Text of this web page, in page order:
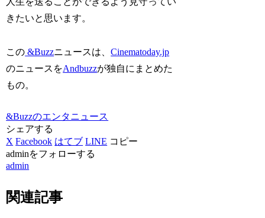
きたいと思います。
この &Buzzニュースは、Cinematoday.jp
のニュースをAndbuzzが独自にまとめた
もの。
&Buzzのエンタニュース
シェアする
X Facebook はてブ LINE コピー
adminをフォローする
admin
関連記事